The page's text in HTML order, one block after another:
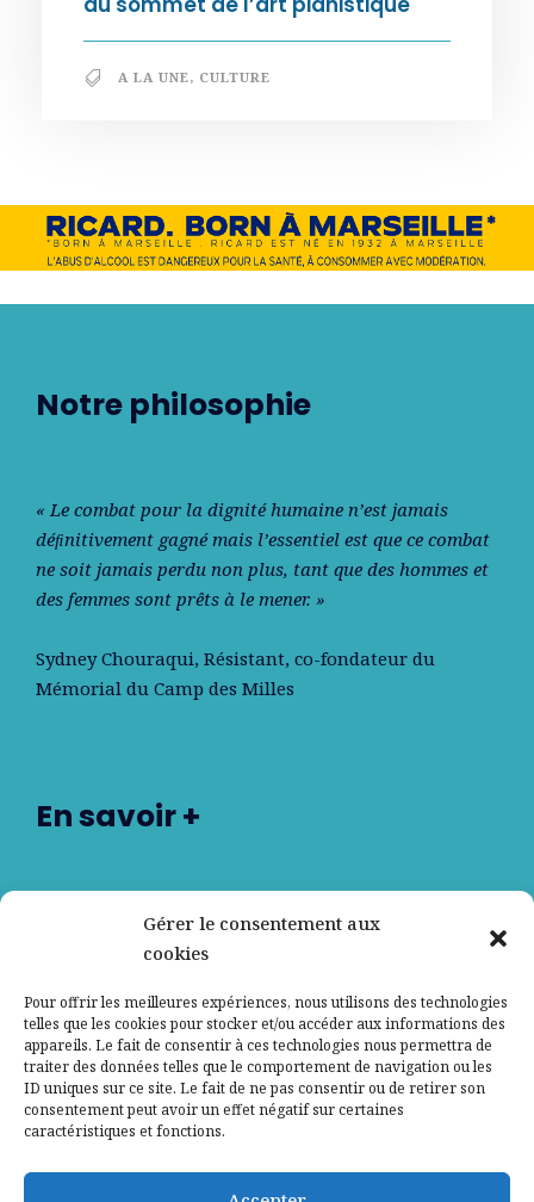
Gérer le consentement aux
cookies
Pour offrir les meilleures expériences, nous utilisons des technologies
telles que les cookies pour stocker et/ou accéder aux informations des
appareils. Le fait de consentir à ces technologies nous permettra de
traiter des données telles que le comportement de navigation ou les
ID uniques sur ce site. Le fait de ne pas consentir ou de retirer son
consentement peut avoir un effet négatif sur certaines
caractéristiques et fonctions.
A LA UNE, CULTURE
Notre philosophie
« Le combat pour la dignité humaine n’est jamais
déﬁnitivement gagné mais l’essentiel est que ce combat
ne soit jamais perdu non plus, tant que des hommes et
des femmes sont prêts à le mener. »
Sydney Chouraqui, Résistant, co-fondateur du
Mémorial du Camp des Milles
En savoir +
Nos partenaires
Contactez-nous
Mentions légales